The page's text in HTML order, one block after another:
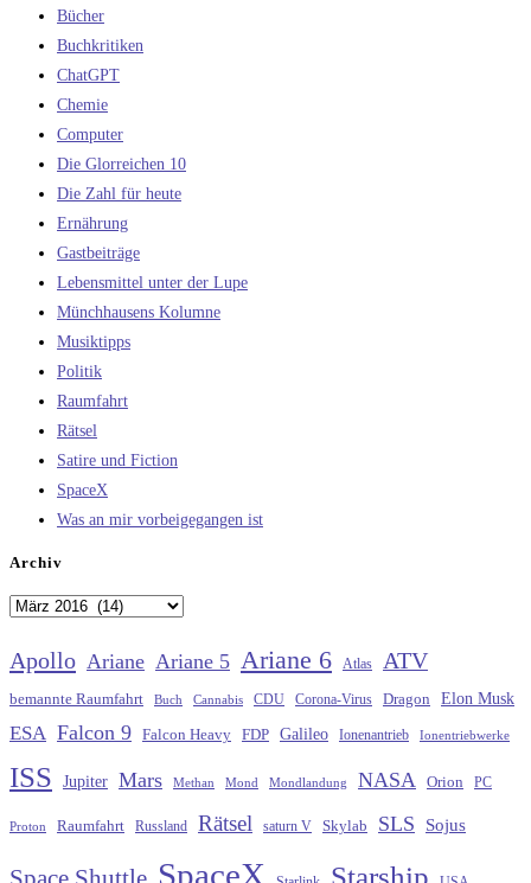
Bücher
Buchkritiken
ChatGPT
Chemie
Computer
Die Glorreichen 10
Die Zahl für heute
Ernährung
Gastbeiträge
Lebensmittel unter der Lupe
Münchhausens Kolumne
Musiktipps
Politik
Raumfahrt
Rätsel
Satire und Fiction
SpaceX
Was an mir vorbeigegangen ist
Archiv
Archiv
Apollo Ariane Ariane 5 Ariane 6 Atlas ATV
bemannte Raumfahrt Buch Cannabis CDU Corona-Virus Dragon Elon Musk
ESA Falcon 9 Falcon Heavy FDP Galileo Ionenantrieb Ionentriebwerke
ISS Jupiter Mars Methan Mond Mondlandung NASA Orion PC
Proton Raumfahrt Russland Rätsel saturn V Skylab SLS Sojus
SpaceX Starship